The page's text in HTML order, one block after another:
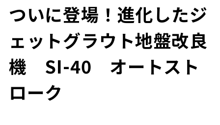
ついに登場！進化したジ
ェットグラウト地盤改良
機 SI-40 オートスト
ローク